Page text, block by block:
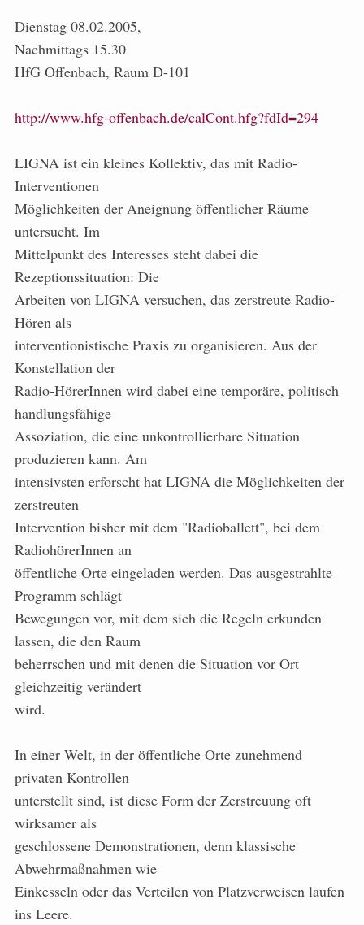
Dienstag 08.02.2005,
Nachmittags 15.30
HfG Offenbach, Raum D-101
http://www.hfg-offenbach.de/calCont.hfg?fdId=294
LIGNA ist ein kleines Kollektiv, das mit Radio-
Interventionen
Möglichkeiten der Aneignung öffentlicher Räume
untersucht. Im
Mittelpunkt des Interesses steht dabei die
Rezeptionssituation: Die
Arbeiten von LIGNA versuchen, das zerstreute Radio-
Hören als
interventionistische Praxis zu organisieren. Aus der
Konstellation der
Radio-HörerInnen wird dabei eine temporäre, politisch
handlungsfähige
Assoziation, die eine unkontrollierbare Situation
produzieren kann. Am
intensivsten erforscht hat LIGNA die Möglichkeiten der
zerstreuten
Intervention bisher mit dem "Radioballett", bei dem
RadiohörerInnen an
öffentliche Orte eingeladen werden. Das ausgestrahlte
Programm schlägt
Bewegungen vor, mit dem sich die Regeln erkunden
lassen, die den Raum
beherrschen und mit denen die Situation vor Ort
gleichzeitig verändert
wird.
In einer Welt, in der öffentliche Orte zunehmend
privaten Kontrollen
unterstellt sind, ist diese Form der Zerstreuung oft
wirksamer als
geschlossene Demonstrationen, denn klassische
Abwehrmaßnahmen wie
Einkesseln oder das Verteilen von Platzverweisen laufen
ins Leere.